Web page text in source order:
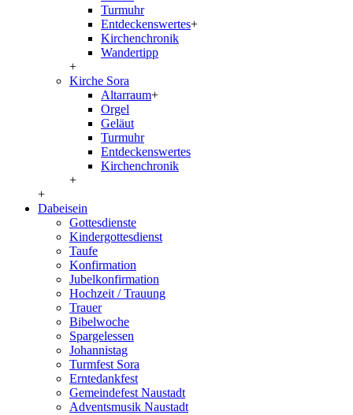
Turmuhr
Entdeckenswertes+
Kirchenchronik
Wandertipp
+
Kirche Sora
Altarraum+
Orgel
Geläut
Turmuhr
Entdeckenswertes
Kirchenchronik
+
+
Dabeisein
Gottesdienste
Kindergottesdienst
Taufe
Konfirmation
Jubelkonfirmation
Hochzeit / Trauung
Trauer
Bibelwoche
Spargelessen
Johannistag
Turmfest Sora
Erntedankfest
Gemeindefest Naustadt
Adventsmusik Naustadt